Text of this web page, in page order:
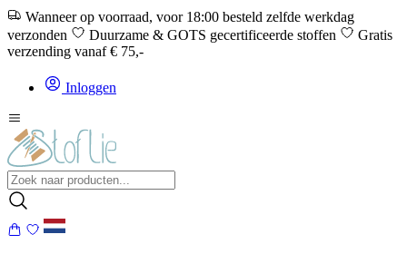
Wanneer op voorraad, voor 18:00 besteld zelfde werkdag
verzonden
Duurzame & GOTS gecertificeerde stoffen
Gratis
verzending vanaf € 75,-
Inloggen